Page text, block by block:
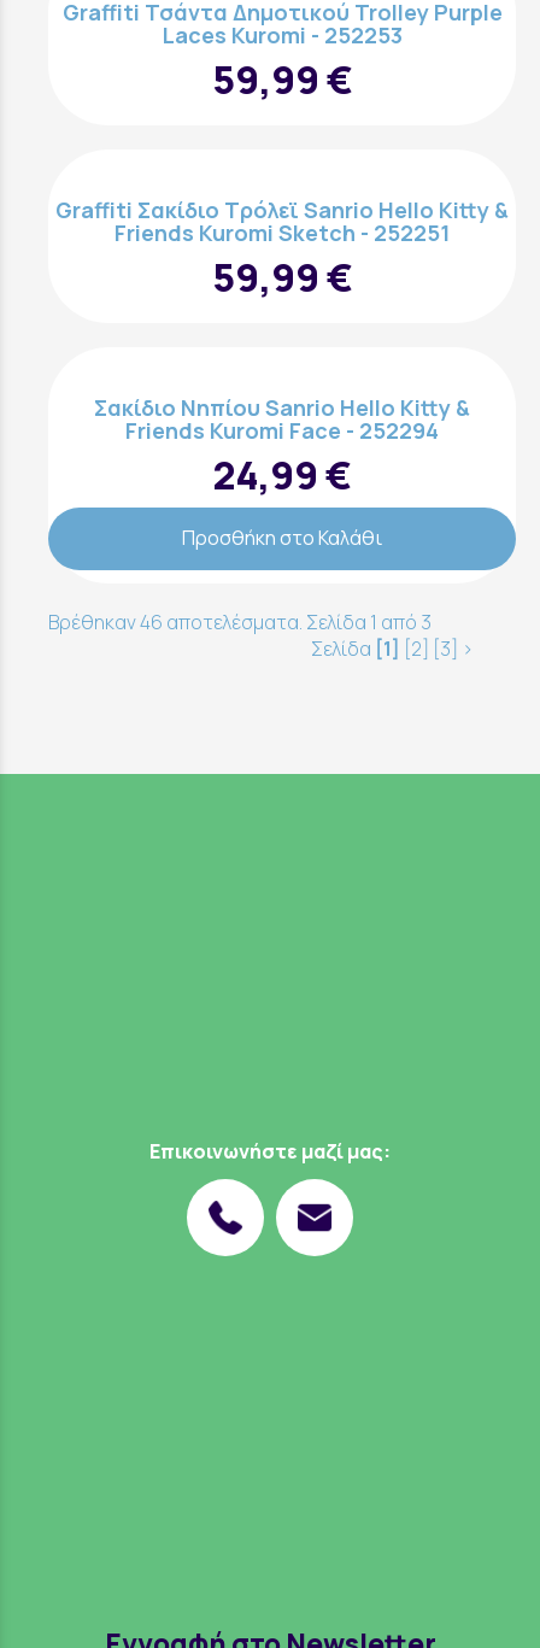
Graffiti Τσάντα Δημοτικού Trolley Purple
Laces Kuromi - 252253
59,99 €
Graffiti Σακίδιο Τρόλεϊ Sanrio Hello Kitty &
Friends Kuromi Sketch - 252251
59,99 €
Σακίδιο Νηπίου Sanrio Hello Kitty &
Friends Kuromi Face - 252294
24,99 €
Προσθήκη στο Καλάθι
Βρέθηκαν 46 αποτελέσματα. Σελίδα 1 από 3
Σελίδα [1] [2] [3] >
Επικοινωνήστε μαζί μας: